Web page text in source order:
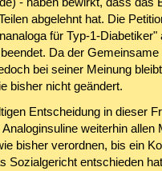
abgelehnt hat. Die
für Typ-1-Diabetiker"
Da der Gemeinsame
bei seiner Meinung
bisher nicht geändert.
Entscheidung in dieser
weiterhin allen
bisher verordnen, bis ein
Sozialgericht entschieden